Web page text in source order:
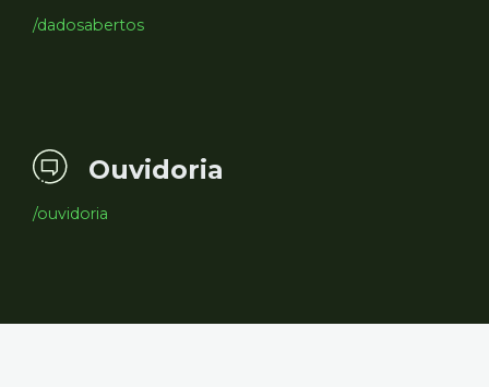
/dadosabertos
Ouvidoria
/ouvidoria